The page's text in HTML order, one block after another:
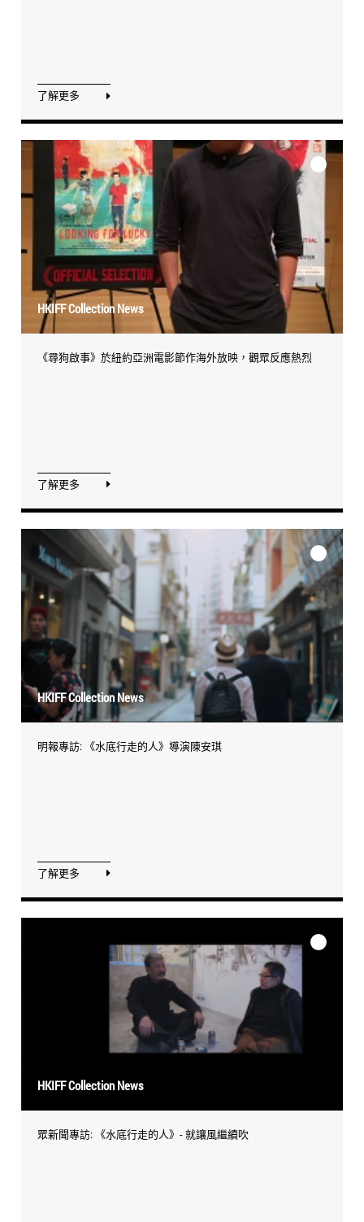
了解更多
HKIFF Collection News
《尋狗啟事》於紐約亞洲電影節作海外放映，觀眾反應熱烈
了解更多
HKIFF Collection News
明報專訪: 《水底行走的人》導演陳安琪
了解更多
HKIFF Collection News
眾新聞專訪: 《水底行走的人》- 就讓風繼續吹